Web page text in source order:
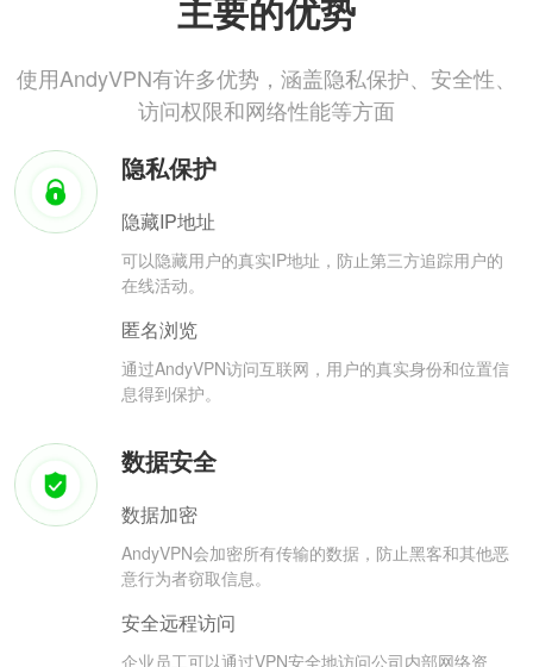
主要的优势
使用AndyVPN有许多优势，涵盖隐私保护、安全性、
访问权限和网络性能等方面
隐私保护
隐藏IP地址
可以隐藏用户的真实IP地址，防止第三方追踪用户的
在线活动。
匿名浏览
通过AndyVPN访问互联网，用户的真实身份和位置信
息得到保护。
数据安全
数据加密
AndyVPN会加密所有传输的数据，防止黑客和其他恶
意行为者窃取信息。
安全远程访问
企业员工可以通过VPN安全地访问公司内部网络资